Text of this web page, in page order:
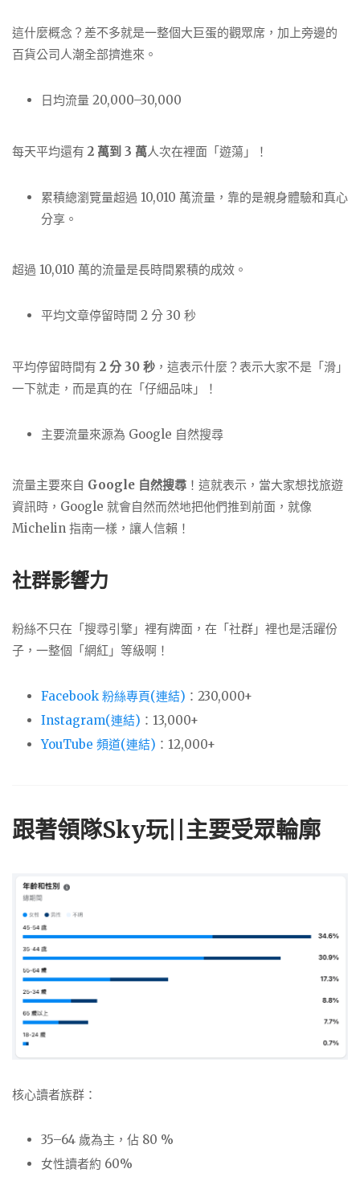
這什麼概念？差不多就是一整個大巨蛋的觀眾席，加上旁邊的
百貨公司人潮全部擠進來。
日均流量 20,000–30,000
每天平均還有 2 萬到 3 萬人次在裡面「遊蕩」！
累積總瀏覽量超過 10,010 萬流量，靠的是親身體驗和真心
分享。
超過 10,010 萬的流量是長時間累積的成效。
平均文章停留時間 2 分 30 秒
平均停留時間有 2 分 30 秒 ，這表示什麼？表示大家不是「滑」
一下就走，而是真的在「仔細品味」！
主要流量來源為 Google 自然搜尋
流量主要來自 Google 自然搜尋 ！這就表示，當大家想找旅遊
資訊時，Google 就會自然而然地把他們推到前面，就像
Michelin 指南一樣，讓人信賴！
社群影響力
粉絲不只在「搜尋引擎」裡有牌面，在「社群」裡也是活躍份
子，一整個「網紅」等級啊！
Facebook 粉絲專頁(連結) ：230,000+
Instagram(連結) ：13,000+
YouTube 頻道(連結) ：12,000+
跟著領隊Sky玩||主要受眾輪廓
核心讀者族群：
35–64 歲為主，佔 80 %
女性讀者約 60%